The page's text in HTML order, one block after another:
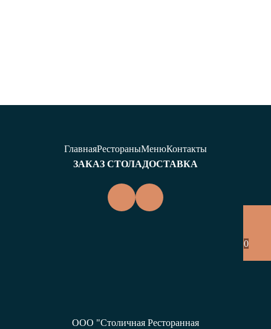
ГлавнаяРестораныМенюКонтакты
ЗАКАЗ СТОЛАДОСТАВКА
ООО "Столичная Ресторанная
0